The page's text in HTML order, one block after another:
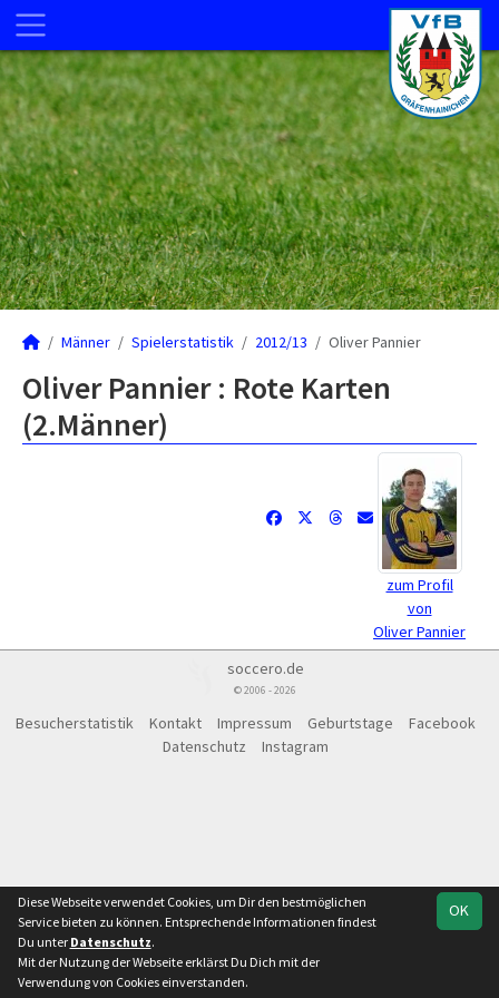
Männer Spielerstatistik 2012/13 Oliver Pannier
Oliver Pannier : Rote Karten
(2.Männer)
zum Profil
von
Oliver Pannier
soccero.de
© 2006 - 2026
Besucherstatistik Kontakt Impressum Geburtstage
Facebook
Datenschutz
Instagram
OK
Diese Webseite verwendet Cookies, um Dir den bestmöglichen
Service bieten zu können. Entsprechende Informationen findest
Du unter Datenschutz.
Mit der Nutzung der Webseite erklärst Du Dich mit der
Verwendung von Cookies einverstanden.